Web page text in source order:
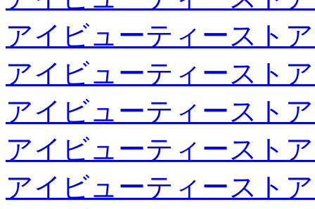
アイビューティースト
アイビューティースト
アイビューティースト
アイビューティースト
アイビューティースト